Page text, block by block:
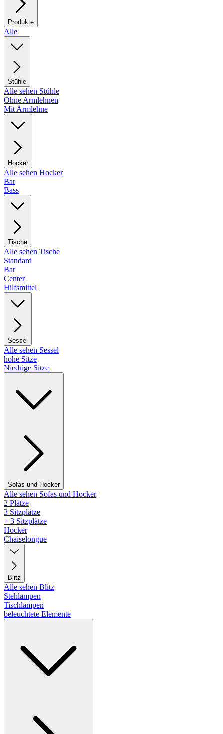
Produkte
Alle
Stühle
Alle sehen Stühle
Ohne Armlehnen
Mit Armlehne
Hocker
Alle sehen Hocker
Bar
Bass
Tische
Alle sehen Tische
Standard
Bar
Center
Hilfsmittel
Sessel
Alle sehen Sessel
hohe Sitze
Niedrige Sitze
Sofas und Hocker
Alle sehen Sofas und Hocker
2 Plätze
3 Sitzplätze
+ 3 Sitzplätze
Hocker
Chaiselongue
Blitz
Alle sehen Blitz
Stehlampen
Tischlampen
beleuchtete Elemente